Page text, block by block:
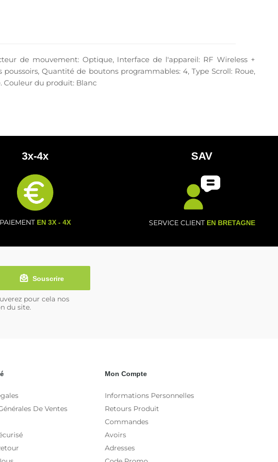
de mouvement: Optique, Interface de l'appareil: RF Wireless +
Quantité de boutons programmables: 4, Type Scroll: Roue,
Couleur du produit: Blanc
3x-4x
PAIEMENT EN 3X - 4X
SAV
SERVICE CLIENT EN BRETAGNE
Souscrire
pour cela nos
du site.
De Ventes
Mon Compte
Informations Personnelles
Retours Produit
Commandes
Avoirs
Adresses